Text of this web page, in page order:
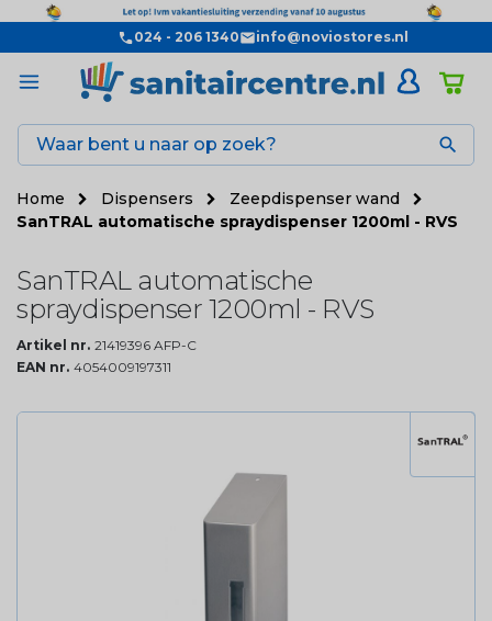
024 - 206 1340 info@noviostores.nl

Home Dispensers
Zeepdispenser wand
SanTRAL automatische spraydispenser 1200ml - RVS
SanTRAL automatische
spraydispenser 1200ml - RVS
Artikel nr. 21419396 AFP-C
EAN nr. 4054009197311